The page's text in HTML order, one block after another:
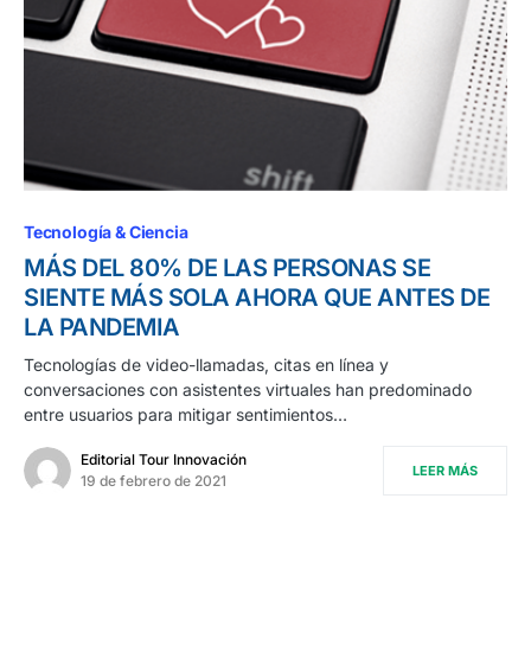
Tecnología & Ciencia
MÁS DEL 80% DE LAS PERSONAS SE
SIENTE MÁS SOLA AHORA QUE ANTES DE
LA PANDEMIA
Tecnologías de video-llamadas, citas en línea y
conversaciones con asistentes virtuales han predominado
entre usuarios para mitigar sentimientos…
Editorial Tour Innovación
19 de febrero de 2021
LEER MÁS